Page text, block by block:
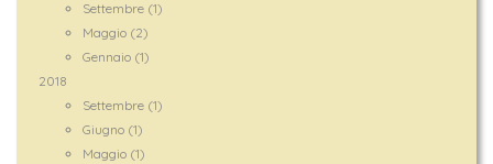
Settembre (1)
Maggio (2)
Gennaio (1)
2018
Settembre (1)
Giugno (1)
Maggio (1)